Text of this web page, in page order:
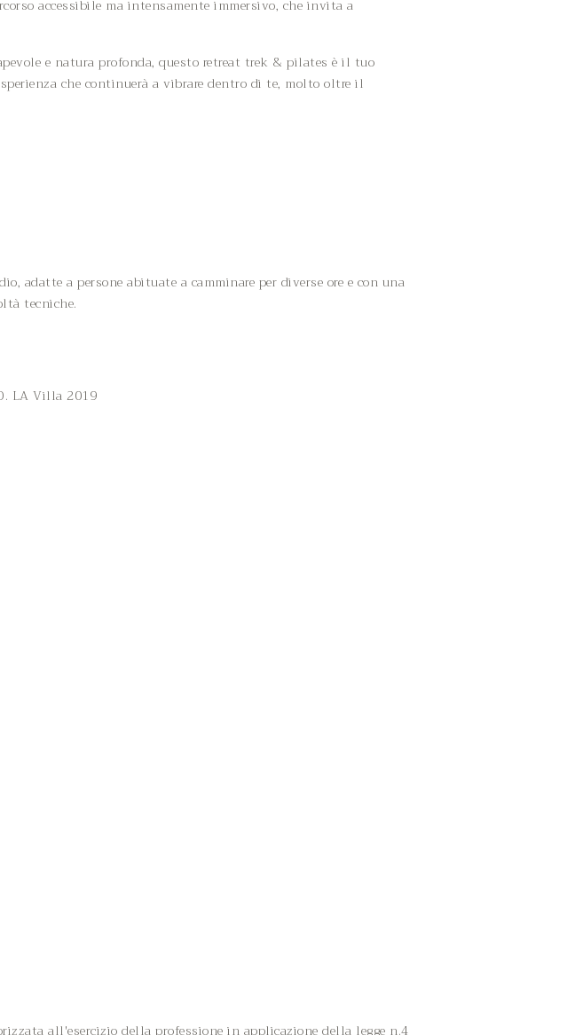
accessibile ma intensamente immersivo, che invita a
e natura profonda, questo retreat trek & pilates è il tuo
che continuerà a vibrare dentro di te, molto oltre il
adatte a persone abituate a camminare per diverse ore e con una
tecniche.
LA Villa 2019
all'esercizio della professione in applicazione della legge n.4